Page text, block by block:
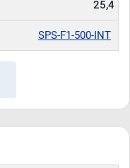
25,4
SPS-F1-500-INT